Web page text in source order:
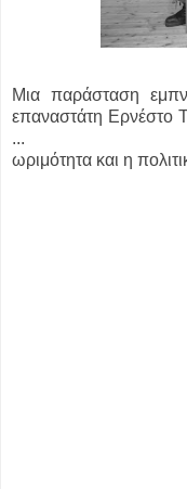
Μια παράσταση
επαναστάτη Eρνέστο
...
ωριμότητα και η